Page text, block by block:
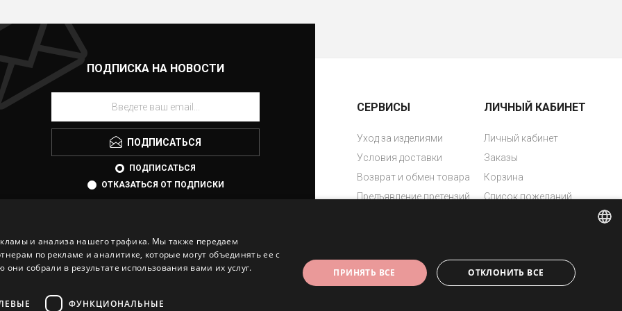
ПОДПИСКА НА НОВОСТИ
ПОДПИСАТЬСЯ
ПОДПИСАТЬСЯ
ОТКАЗАТЬСЯ ОТ ПОДПИСКИ
СЕРВИСЫ
Уход за изделиями
Условия доставки
Возврат и обмен товара
Предъявление претензий
ЛИЧНЫЙ КАБИНЕТ
Личный кабинет
Заказы
Корзина
Список пожеланий
ENGLISH
и анализа нашего трафика. Мы также передаем
по рекламе и аналитике, которые могут объединять ее с
собрали в результате использования вами их услуг.
ФУНКЦИОНАЛЬНЫЕ
ПРИНЯТЬ ВСЕ ОТКЛОНИТЬ ВСЕ